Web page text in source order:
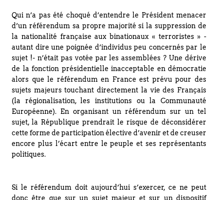
Qui n’a pas été choqué d’entendre le Président menacer
d’un référendum sa propre majorité si la suppression de
la nationalité française aux binationaux « terroristes » -
autant dire une poignée d’individus peu concernés par le
sujet !- n’était pas votée par les assemblées ? Une dérive
de la fonction présidentielle inacceptable en démocratie
alors que le référendum en France est prévu pour des
sujets majeurs touchant directement la vie des Français
(la régionalisation, les institutions ou la Communauté
Européenne). En organisant un référendum sur un tel
sujet, la République prendrait le risque de déconsidérer
cette forme de participation élective d’avenir et de creuser
encore plus l’écart entre le peuple et ses représentants
politiques.
Si le référendum doit aujourd’hui s’exercer, ce ne peut
donc être que sur un sujet majeur et sur un dispositif